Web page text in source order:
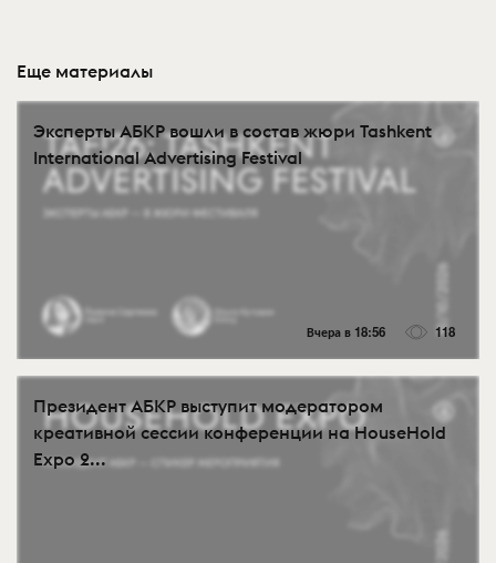
Еще материалы
Эксперты АБКР вошли в состав жюри Tashkent
International Advertising Festival
Вчера в 18:56 118
Президент АБКР выступит модератором
креативной сессии конференции на HouseHold
Expo 2...